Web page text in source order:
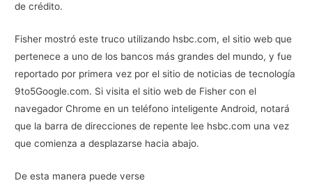
de crédito.
Fisher mostró este truco utilizando hsbc.com, el sitio web que
pertenece a uno de los bancos más grandes del mundo, y fue
reportado por primera vez por el sitio de noticias de tecnología
9to5Google.com. Si visita el sitio web de Fisher con el
navegador Chrome en un teléfono inteligente Android, notará
que la barra de direcciones de repente lee hsbc.com una vez
que comienza a desplazarse hacia abajo.
De esta manera puede verse